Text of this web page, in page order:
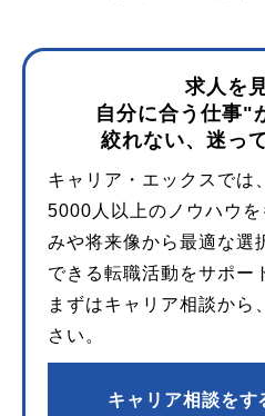
求人を
自分に合う仕事"
絞れない、迷っ
キャリア・エックスでは
5000人以上のノウハウ
みや将来像から最適な選
できる転職活動をサポー
まずはキャリア相談から
さい。
キャリア相談を